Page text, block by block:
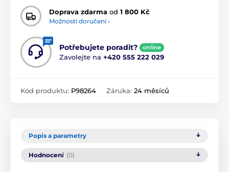
Doprava zdarma od 1 800 Kč
Možnosti doručení ›
Potřebujete poradit? online
Zavolejte na +420 555 222 029
Kód produktu: P98264 Záruka: 24 měsíců
Popis a parametry
Hodnocení (0)